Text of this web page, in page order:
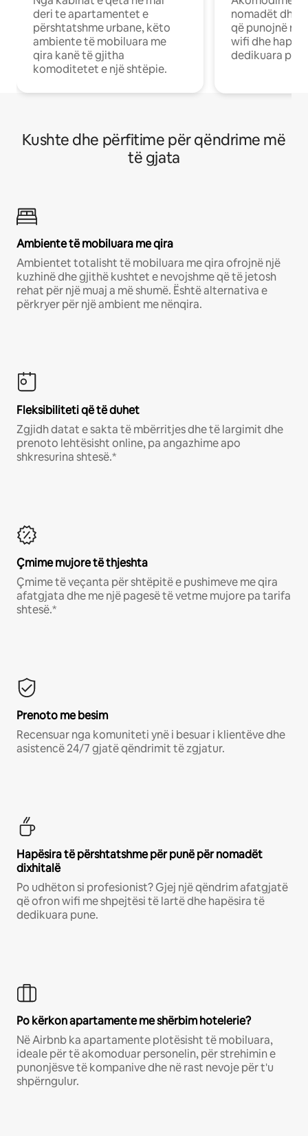
deri te apartamentet e
përshtatshme urbane, këto
ambiente të mobiluara me
qira kanë të gjitha
komoditetet e një shtëpie.
nomadët dhe
që punojnë në
wifi dhe
dedikuara
Kushte dhe përfitime për qëndrime më
të gjata
Ambiente të mobiluara me qira
Ambientet totalisht të mobiluara me qira ofrojnë një
kuzhinë dhe gjithë kushtet e nevojshme që të jetosh
rehat për një muaj a më shumë. Është alternativa e
përkryer për një ambient me nënqira.
Fleksibiliteti që të duhet
Zgjidh datat e sakta të mbërritjes dhe të largimit dhe
prenoto lehtësisht online, pa angazhime apo
shkresurina shtesë.*
Çmime mujore të thjeshta
Çmime të veçanta për shtëpitë e pushimeve me qira
afatgjata dhe me një pagesë të vetme mujore pa tarifa
shtesë.*
Prenoto me besim
Recensuar nga komuniteti ynë i besuar i klientëve dhe
asistencë 24/7 gjatë qëndrimit të zgjatur.
Hapësira të përshtatshme për punë për nomadët
dixhitalë
Po udhëton si profesionist? Gjej një qëndrim afatgjatë
që ofron wifi me shpejtësi të lartë dhe hapësira të
dedikuara pune.
Po kërkon apartamente me shërbim hotelerie?
Në Airbnb ka apartamente plotësisht të mobiluara,
ideale për të akomoduar personelin, për strehimin e
punonjësve të kompanive dhe në rast nevoje për t'u
shpërngulur.